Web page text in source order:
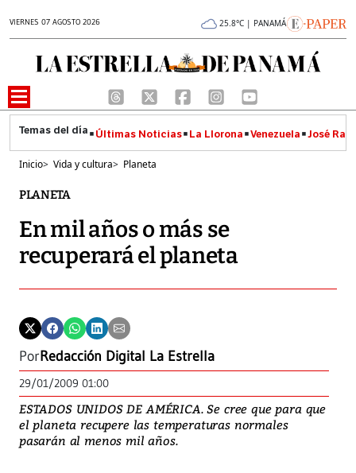
VIERNES 07 AGOSTO 2026 25.8°C | PANAMÁ
Últimas Noticias La Llorona Venezuela José
Inicio> Vida y cultura> Planeta
PLANETA
En mil años o más se
recuperará el planeta
PorRedacción Digital La Estrella
29/01/2009 01:00
ESTADOS UNIDOS DE AMÉRICA. Se cree que para que
el planeta recupere las temperaturas normales
pasarán al menos mil años.